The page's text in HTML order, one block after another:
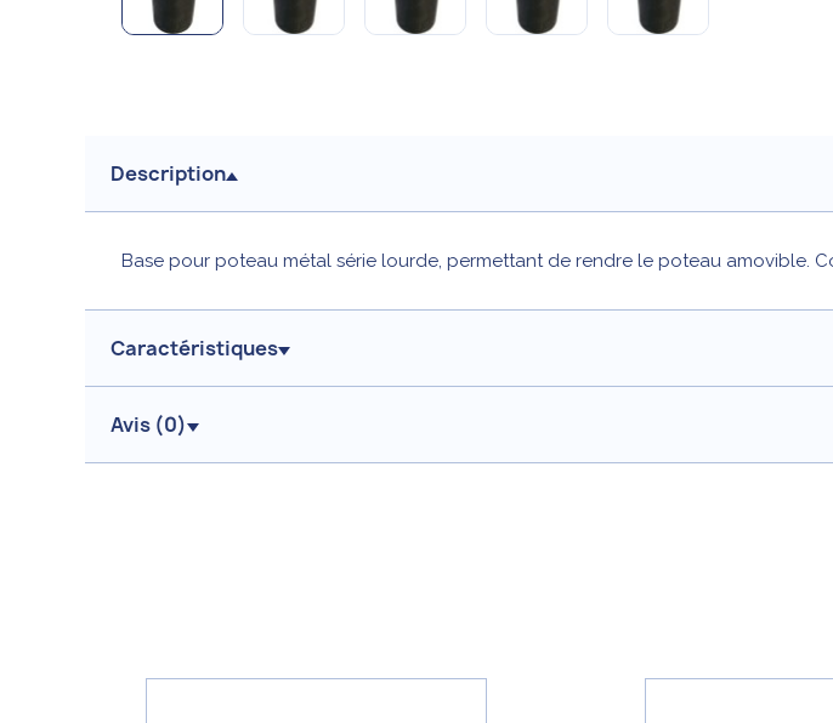
Description
Base pour poteau métal série lourde, permettant de rendre le poteau amovible.
Caractéristiques
Avis (0)